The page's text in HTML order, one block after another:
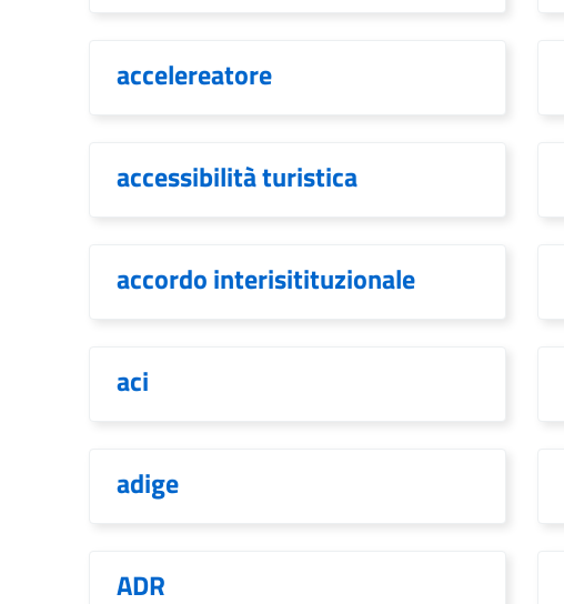
accelereatore
accessibilità turistica
accordo interisitituzionale
aci
adige
ADR